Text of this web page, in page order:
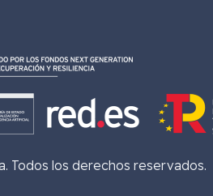
Todos los derechos reservados.